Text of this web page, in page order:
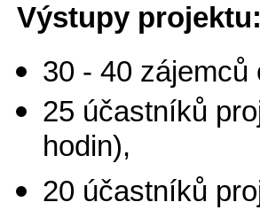
Výstupy projektu:
30 - 40
25 účastníků
hodin),
20 účastníků